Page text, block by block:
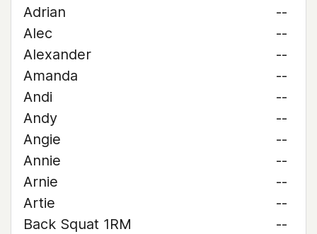
Adrian
--
Alec
--
Alexander
--
Amanda
--
Andi
--
Andy
--
Angie
--
Annie
--
Arnie
--
Artie
--
Back Squat 1RM
--